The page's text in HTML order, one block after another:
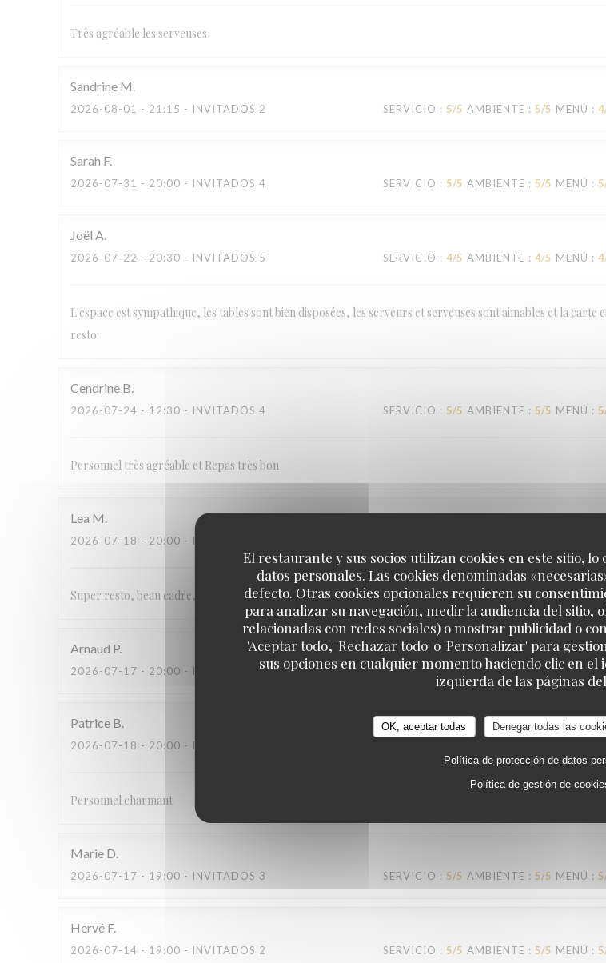
El restaurante y sus socios utilizan cookies en este sitio,
datos personales. Las cookies denominadas
defecto. Otras cookies opcionales requieren su
para analizar su navegación, medir la audiencia del sitio,
relacionadas con redes sociales) o mostrar publicidad o
'Aceptar todo', 'Rechazar todo' o 'Personalizar' para
sus opciones en cualquier momento haciendo clic en
izquierda de las páginas
OK, aceptar todas Denegar todas las
Política de protección de datos
Política de gestión de
Très agréable les serveuses
Sandrine M
2026-08-01 - 21:15 - INVITADOS 2 SERVICIO : 5/5 AMBIENTE : 5/5 MENÚ : 4
Sarah F
2026-07-31 - 20:00 - INVITADOS 4 SERVICIO : 5/5 AMBIENTE : 5/5 MENÚ : 5
Joël A
2026-07-22 - 20:30 - INVITADOS 5 SERVICIO : 4/5 AMBIENTE : 4/5 MENÚ : 4
L'espace est sympathique, les tables sont bien disposées, les serveurs et serveuses sont aimables et la carte
resto.
Cendrine B
2026-07-24 - 12:30 - INVITADOS 4 SERVICIO : 5/5 AMBIENTE : 5/5 MENÚ : 5
Personnel très agréable et Repas très bon
Lea M
2026-07-18 - 20:00 - INVITADOS 2
Super resto, beau cadre, les repas sont généreux et bons. Personnel très sympathique
Arnaud P
2026-07-17 - 20:00 - INVITADOS 4 SERVICIO: 4/5 AMBIENTE: 5 /5 MENÚ: 5
Patrice B
2026-07-18 - 20:00 - INVITADOS 6
Personnel charmant
Marie D
2026-07-17 - 19:00 - INVITADOS 3 SERVICIO : 5/5 AMBIENTE : 5/5 MENÚ : 5
Hervé F
2026-07-14 - 19:00 - INVITADOS 2 SERVICIO : 5/5 AMBIENTE : 5/5 MENÚ : 5